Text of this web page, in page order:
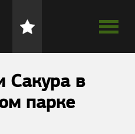
Сакура в
парке